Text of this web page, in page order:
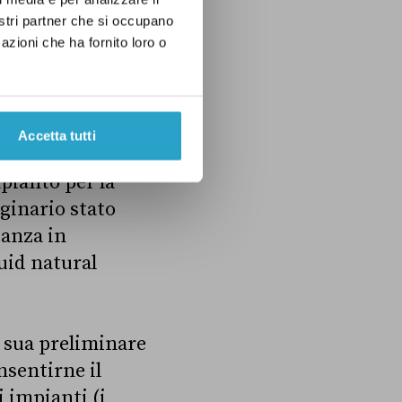
partner che si occupano
che ha fornito loro o
Accetta tutti
Capone su
di Forza
per la
stato
in
natural
sua preliminare
il